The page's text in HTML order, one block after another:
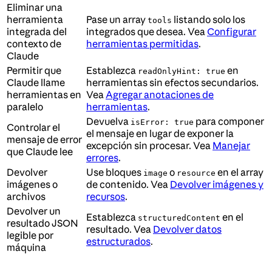
Eliminar una
herramienta
integrada del
contexto de
Claude
Pase un array tools listando solo los
integrados que desea. Vea Configurar
herramientas permitidas.
Permitir que
Claude llame
herramientas en
paralelo
Establezca readOnlyHint: true en
herramientas sin efectos secundarios.
Vea Agregar anotaciones de
herramientas.
Controlar el
mensaje de error
que Claude lee
Devuelva isError: true para componer
el mensaje en lugar de exponer la
excepción sin procesar. Vea Manejar
errores.
Devolver
imágenes o
archivos
Use bloques image o resource en el array
de contenido. Vea Devolver imágenes y
recursos.
Devolver un
resultado JSON
legible por
máquina
Establezca structuredContent en el
resultado. Vea Devolver datos
estructurados.